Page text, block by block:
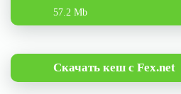
57.2 Mb
Скачать кеш с Fex.net